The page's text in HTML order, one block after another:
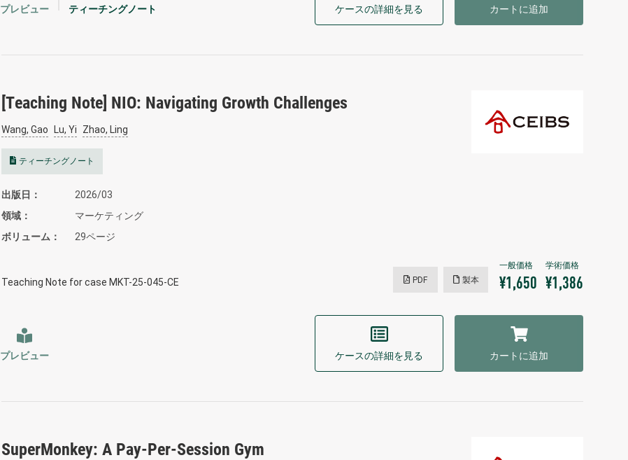
プレビュー ティーチングノート ケースの詳細を見る カートに追加
[Teaching Note] NIO: Navigating Growth Challenges
Wang, Gao Lu, Yi Zhao, Ling
ティーチングノート
出版日
2026/03
領域
マーケティング
ボリューム
29ページ
Teaching Note for case MKT-25-045-CE PDF 製本 ¥1,650 ¥1,386
プレビュー ケースの詳細を見る カートに追加
SuperMonkey: A Pay-Per-Session Gym